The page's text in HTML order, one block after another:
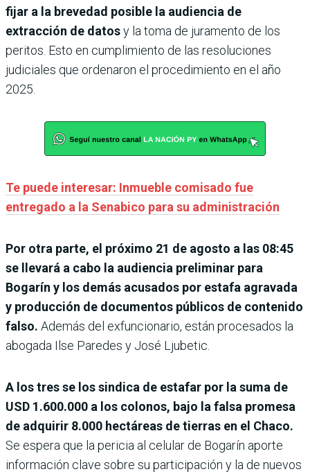
fijar a la brevedad posible la audiencia de
extracción de datosy la toma de juramento de los
peritos. Esto en cumplimiento de las resoluciones
judiciales que ordenaron el procedimiento en el año
2025.
Te puede interesar: Inmueble comisado fue
entregado a la Senabico para su administración
Por otra parte, el próximo 21 de agosto a las 08:45
se llevará a cabo la audiencia preliminar para
Bogarín y los demás acusados por estafa agravada
y producción de documentos públicos de contenido
falso. Además del exfuncionario, están procesados la
abogada Ilse Paredes y José Ljubetic.
A los tres se los sindica de estafar por la suma de
USD 1.600.000 a los colonos, bajo la falsa promesa
de adquirir 8.000 hectáreas de tierras en el Chaco.
Se espera que la pericia al celular de Bogarín aporte
información clave sobre su participación y la de nuevos